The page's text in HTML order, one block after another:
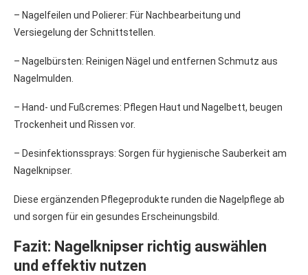
– Nagelfeilen und Polierer: Für Nachbearbeitung und
Versiegelung der Schnittstellen.
– Nagelbürsten: Reinigen Nägel und entfernen Schmutz aus
Nagelmulden.
– Hand- und Fußcremes: Pflegen Haut und Nagelbett, beugen
Trockenheit und Rissen vor.
– Desinfektionssprays: Sorgen für hygienische Sauberkeit am
Nagelknipser.
Diese ergänzenden Pflegeprodukte runden die Nagelpflege ab
und sorgen für ein gesundes Erscheinungsbild.
Fazit: Nagelknipser richtig auswählen
und effektiv nutzen